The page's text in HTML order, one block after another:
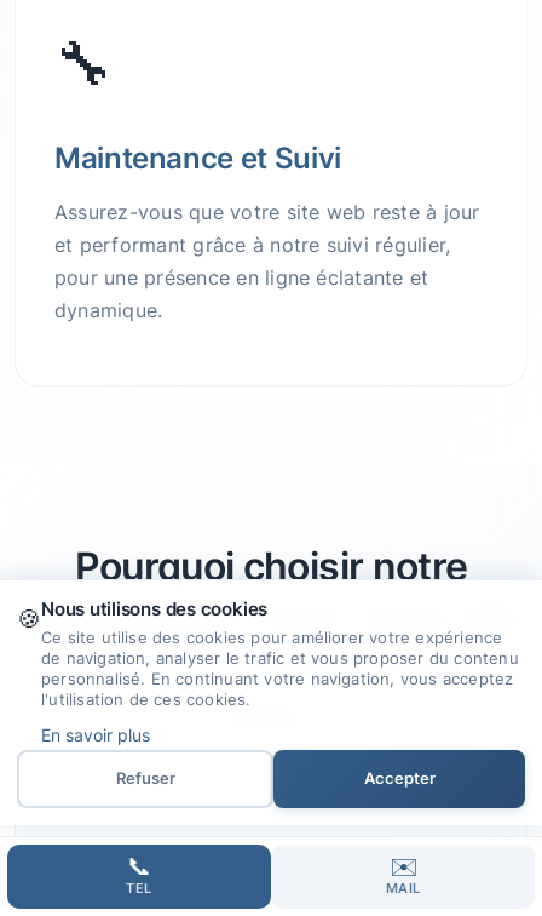
🔧
Maintenance et Suivi
Assurez-vous que votre site web reste à jour
et performant grâce à notre suivi régulier,
pour une présence en ligne éclatante et
dynamique.
Pourquoi choisir notre
agence pour créer votre site
internet à Thouare-Sur-
Loire ?
🎯
📞
TEL
✉️
MAIL
🍪Nous utilisons des cookies
Ce site utilise des cookies pour améliorer votre expérience
de navigation, analyser le trafic et vous proposer du contenu
personnalisé. En continuant votre navigation, vous acceptez
l'utilisation de ces cookies.
En savoir plus
Refuser Accepter